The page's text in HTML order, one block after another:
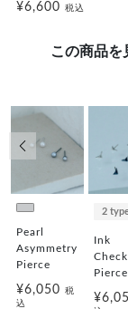
¥6,600税込
この商品を
Pearl
Asymmetry
Pierce
¥6,050税
込
2
Ink
Pierce